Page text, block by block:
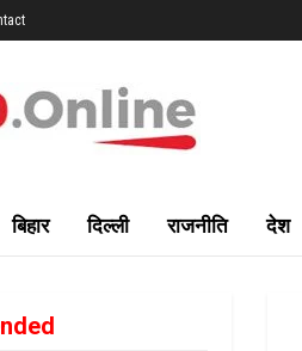
बिहार दिल्ली राजनीति देश